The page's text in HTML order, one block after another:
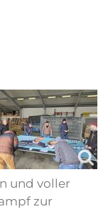
und voller
zur